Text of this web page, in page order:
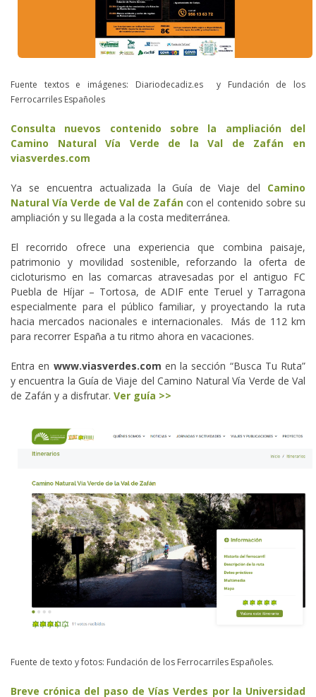
Fuente textos e imágenes: Diariodecadiz.es y Fundación de los
Ferrocarriles Españoles
Consulta nuevos contenido sobre la ampliación del
Camino Natural Vía Verde de la Val de Zafán en
viasverdes.com
Ya se encuentra actualizada la Guía de Viaje del Camino
Natural Vía Verde de Val de Zafán con el contenido sobre su
ampliación y su llegada a la costa mediterránea.
El recorrido ofrece una experiencia que combina paisaje,
patrimonio y movilidad sostenible, reforzando la oferta de
cicloturismo en las comarcas atravesadas por el antiguo FC
Puebla de Híjar – Tortosa, de ADIF ente Teruel y Tarragona
especialmente para el público familiar, y proyectando la ruta
hacia mercados nacionales e internacionales. Más de 112 km
para recorrer España a tu ritmo ahora en vacaciones.
Entra en www.viasverdes.com en la sección “Busca Tu Ruta”
y encuentra la Guía de Viaje del Camino Natural Vía Verde de Val
de Zafán y a disfrutar. Ver guía >>
Fuente de texto y fotos: Fundación de los Ferrocarriles Españoles.
Breve crónica del paso de Vías Verdes por la Universidad